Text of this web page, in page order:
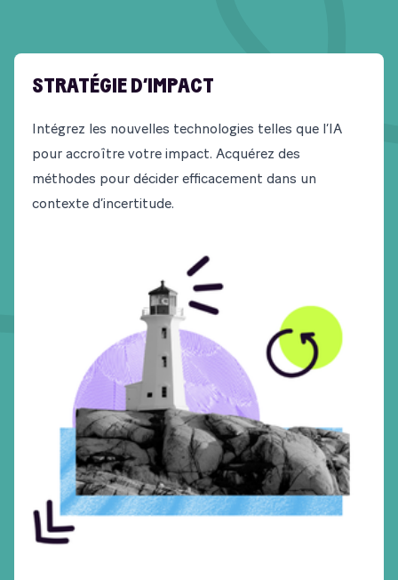
STRATÉGIE D’IMPACT
Intégrez les nouvelles technologies telles que l’IA
pour accroître votre impact. Acquérez des
méthodes pour décider efficacement dans un
contexte d’incertitude.